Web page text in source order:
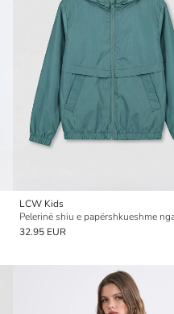
LCW Kids
32.95 EUR